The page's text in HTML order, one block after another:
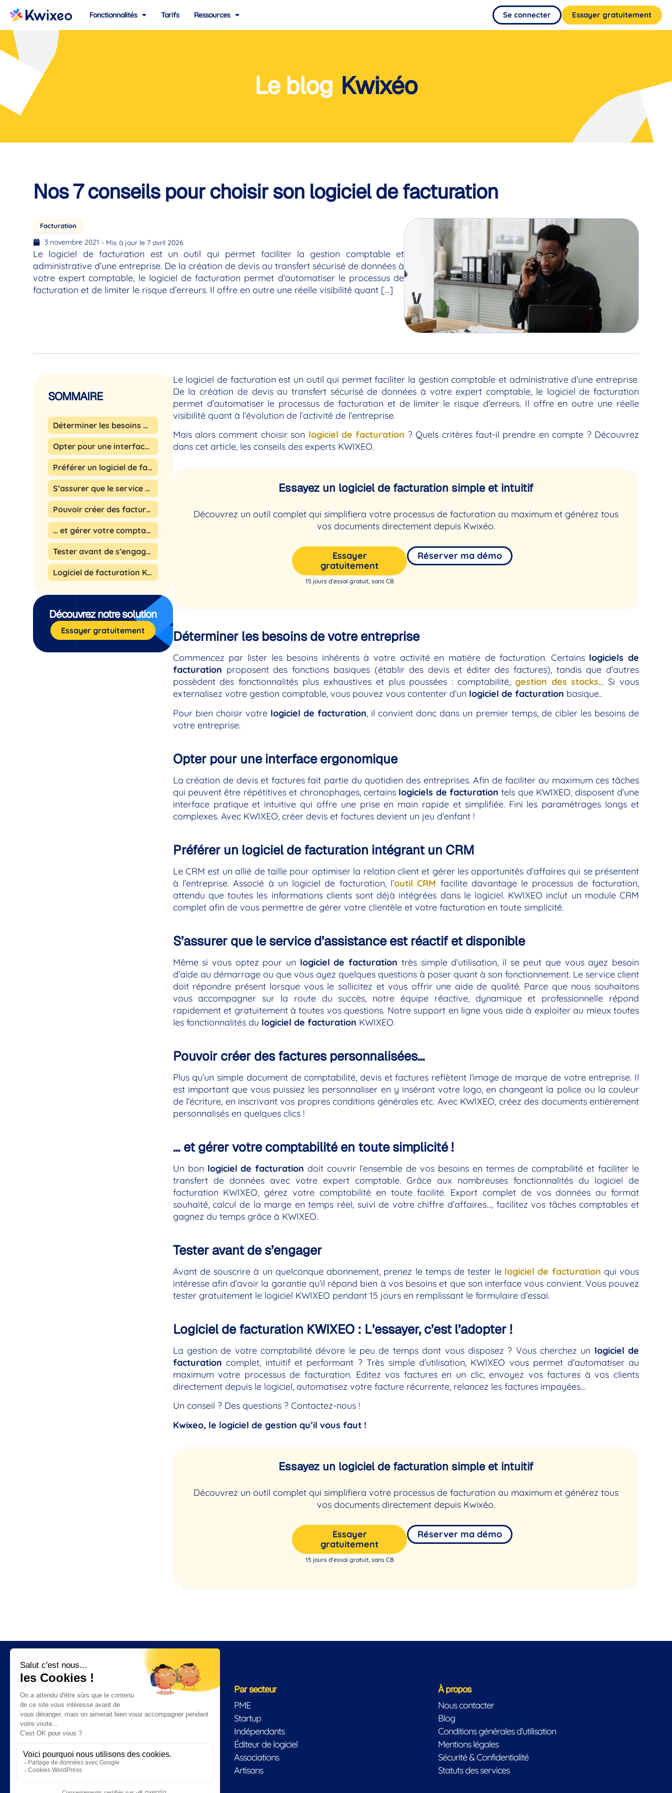
Fonctionnalités Tarifs Ressources Se connecter Essayer gratuitement
Le blog Kwixéo
Nos 7 conseils pour choisir son logiciel de facturation
Facturation
3 novembre 2021 - Mis à jour le 7 avril 2026
Le logiciel de facturation est un outil qui permet faciliter la gestion comptable et
administrative d’une entreprise. De la création de devis au transfert sécurisé de données à
votre expert comptable, le logiciel de facturation permet d’automatiser le processus de
facturation et de limiter le risque d’erreurs. Il offre en outre une réelle visibilité quant […]
SOMMAIRE
Déterminer les besoins de votre entreprise
Opter pour une interface ergonomique
Préférer un logiciel de facturation intégrant un CRM
S’assurer que le service d’assistance est réactif et disponible
Pouvoir créer des factures personnalisées…
… et gérer votre comptabilité en toute simplicité !
Tester avant de s’engager
Logiciel de facturation KWIXEO : L’essayer, c’est l’adopter !
Découvrez notre solution
Essayer gratuitement
Le logiciel de facturation est un outil qui permet faciliter la gestion comptable et administrative d’une entreprise.
De la création de devis au transfert sécurisé de données à votre expert comptable, le logiciel de facturation
permet d’automatiser le processus de facturation et de limiter le risque d’erreurs. Il offre en outre une réelle
visibilité quant à l’évolution de l’activité de l’entreprise.
Mais alors comment choisir son logiciel de facturation ? Quels critères faut-il prendre en compte ? Découvrez
dans cet article, les conseils des experts KWIXEO.
Essayez un logiciel de facturation simple et intuitif
Découvrez un outil complet qui simplifiera votre processus de facturation au maximum et générez tous
vos documents directement depuis Kwixéo.
Essayer
gratuitement
15 jours d’essai gratuit, sans CB
Réserver ma démo
Déterminer les besoins de votre entreprise
Commencez par lister les besoins inhérents à votre activité en matière de facturation. Certains logiciels de
facturation proposent des fonctions basiques (établir des devis et éditer des factures), tandis que d’autres
possèdent des fonctionnalités plus exhaustives et plus poussées : comptabilité, gestion des stocks… Si vous
externalisez votre gestion comptable, vous pouvez vous contenter d’un logiciel de facturation basique..
Pour bien choisir votrelogiciel de facturation, il convient donc dans un premier temps, de cibler les besoins de
votre entreprise.
Opter pour une interface ergonomique
La création de devis et factures fait partie du quotidien des entreprises. Afin de faciliter au maximum ces tâches
qui peuvent être répétitives et chronophages, certains logiciels de facturationtels que KWIXEO, disposent d’une
interface pratique et intuitive qui offre une prise en main rapide et simplifiée. Fini les paramétrages longs et
complexes. Avec KWIXEO, créer devis et factures devient un jeu d’enfant !
Préférer un logiciel de facturation intégrant un CRM
Le CRM est un allié de taille pour optimiser la relation client et gérer les opportunités d’affaires qui se présentent
à l’entreprise. Associé à un logiciel de facturation, l’outil CRM facilite davantage le processus de facturation,
attendu que toutes les informations clients sont déjà intégrées dans le logiciel. KWIXEO inclut un module CRM
complet afin de vous permettre de gérer votre clientèle et votre facturation en toute simplicité.
S’assurer que le service d’assistance est réactif et disponible
Même si vous optez pour un logiciel de facturation très simple d’utilisation, il se peut que vous ayez besoin
d’aide au démarrage ou que vous ayez quelques questions à poser quant à son fonctionnement. Le service client
doit répondre présent lorsque vous le sollicitez et vous offrir une aide de qualité. Parce que nous souhaitons
vous accompagner sur la route du succès, notre équipe réactive, dynamique et professionnelle répond
rapidement et gratuitement à toutes vos questions. Notre support en ligne vous aide à exploiter au mieux toutes
les fonctionnalités du logiciel de facturation KWIXEO.
Pouvoir créer des factures personnalisées…
Plus qu’un simple document de comptabilité, devis et factures reflètent l’image de marque de votre entreprise. Il
est important que vous puissiez les personnaliser en y insérant votre logo, en changeant la police ou la couleur
de l’écriture, en inscrivant vos propres conditions générales etc. Avec KWIXEO, créez des documents entièrement
personnalisés en quelques clics !
… et gérer votre comptabilité en toute simplicité !
Un bon logiciel de facturation doit couvrir l’ensemble de vos besoins en termes de comptabilité et faciliter le
transfert de données avec votre expert comptable. Grâce aux nombreuses fonctionnalités du logiciel de
facturation KWIXEO, gérez votre comptabilité en toute facilité. Export complet de vos données au format
souhaité, calcul de la marge en temps réel, suivi de votre chiffre d’affaires…, facilitez vos tâches comptables et
gagnez du temps grâce à KWIXEO.
Tester avant de s’engager
Avant de souscrire à un quelconque abonnement, prenez le temps de tester le logiciel de facturation qui vous
intéresse afin d’avoir la garantie qu’il répond bien à vos besoins et que son interface vous convient. Vous pouvez
tester gratuitement le logiciel KWIXEO pendant 15 jours en remplissant le formulaire d’essai.
Logiciel de facturation KWIXEO : L’essayer, c’est l’adopter !
La gestion de votre comptabilité dévore le peu de temps dont vous disposez ? Vous cherchez un logiciel de
facturation complet, intuitif et performant ? Très simple d’utilisation, KWIXEO vous permet d’automatiser au
maximum votre processus de facturation. Editez vos factures en un clic, envoyez vos factures à vos clients
directement depuis le logiciel, automatisez votre facture récurrente, relancez les factures impayées…
Un conseil ? Des questions ? Contactez-nous !
Kwixeo, le logiciel de gestion qu’il vous faut !
Essayez un logiciel de facturation simple et intuitif
Découvrez un outil complet qui simplifiera votre processus de facturation au maximum et générez tous
vos documents directement depuis Kwixéo.
Essayer
gratuitement
15 jours d’essai gratuit, sans CB
Réserver ma démo
Facturation électronique
Ventes
Facturation
Trésorerie
Stock
Par secteur
PME
Startup
Indépendants
Éditeur de logiciel
Associations
Artisans
À propos
Nous contacter
Blog
Conditions générales d’utilisation
Mentions légales
Sécurité & Confidentialité
Statuts des services